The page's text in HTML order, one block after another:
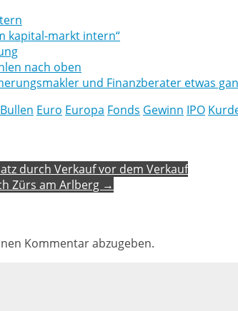
kapital-markt intern“
nach oben
und Finanzberater etwas
Bullen Euro Europa Fonds Gewinn IPO
durch Verkauf vor dem Verkauf
Zürs am Arlberg →
Kommentar abzugeben.